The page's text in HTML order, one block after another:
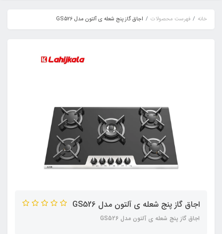
خانه فهرست محصولات اجاق گاز پنج شعله ی آلتون مدل GS526
اجاق گاز پنج شعله ی آلتون مدل GS526
اجاق گاز پنج شعله ی آلتون مدل GS526